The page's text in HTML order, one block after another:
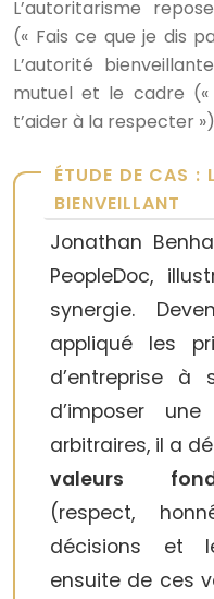
L’autoritarisme
(« Fais ce que je dis
L’autorité
mutuel et le cadre
t’aider à la respecter
ÉTUDE DE CAS :
BIENVEILLANT
Jonathan
PeopleDoc,
synergie.
appliqué les
d’entreprise à
d’imposer
arbitraires, il a
valeurs
(respect,
décisions et
ensuite de ces